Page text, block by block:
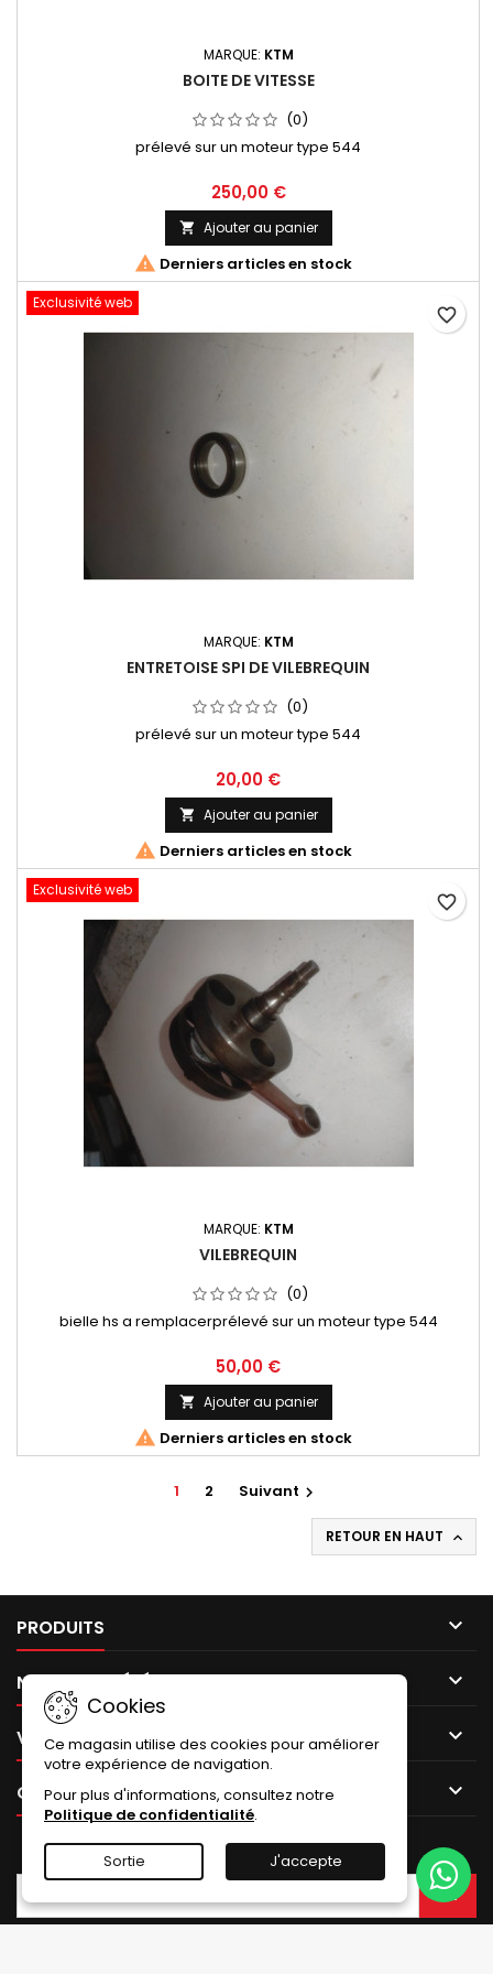
MARQUE: KTM
BOITE DE VITESSE
(0)
prélevé sur un moteur type 544
250,00 €
 Ajouter au panier
 Derniers articles en stock
Exclusivité web
MARQUE: KTM
ENTRETOISE SPI DE VILEBREQUIN
(0)
prélevé sur un moteur type 544
20,00 €
 Ajouter au panier
 Derniers articles en stock
favorite_border
Exclusivité web
MARQUE: KTM
VILEBREQUIN
(0)
bielle hs a remplacerprélevé sur un moteur type 544
50,00 €
 Ajouter au panier
 Derniers articles en stock
favorite_border
1 2 Suivant 
RETOUR EN HAUT 
PRODUITS 
NOTRE SOCIÉTÉ 
VOTRE COMPTE 
CONTACT 
Cookies
Ce magasin utilise des cookies pour améliorer
votre expérience de navigation.
Pour plus d'informations, consultez notre
Politique de confidentialité.
Sortie J'accepte
LETTRE D'INFORMATIONS